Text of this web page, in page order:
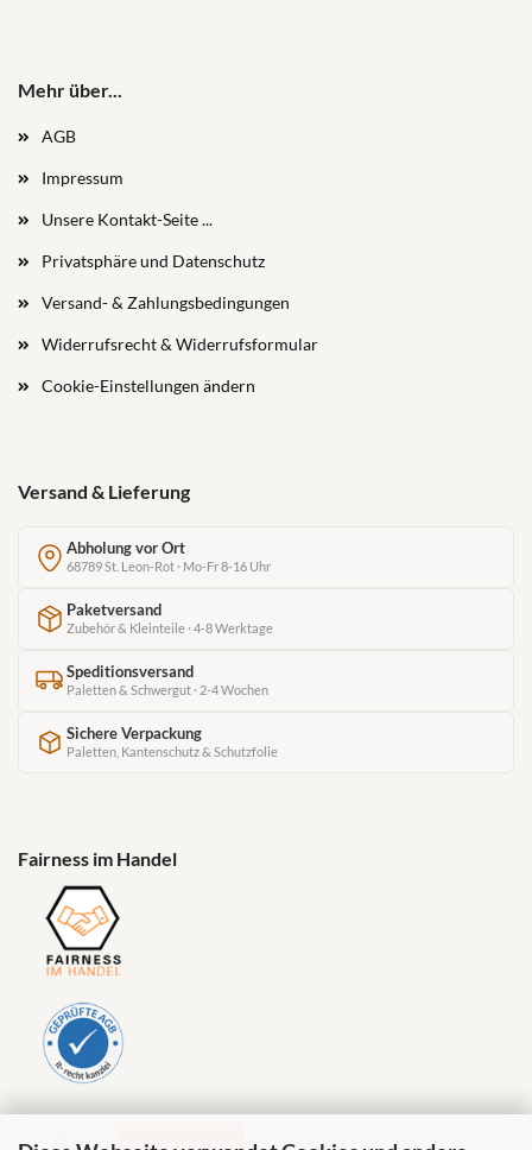
Mehr über...
AGB
Impressum
Unsere Kontakt-Seite ...
Privatsphäre und Datenschutz
Versand- & Zahlungsbedingungen
Widerrufsrecht & Widerrufsformular
Cookie-Einstellungen ändern
Versand & Lieferung
Abholung vor Ort
68789 St. Leon-Rot · Mo-Fr 8-16 Uhr
Paketversand
Zubehör & Kleinteile · 4-8 Werktage
Speditionsversand
Paletten & Schwergut · 2-4 Wochen
Sichere Verpackung
Paletten, Kantenschutz & Schutzfolie
Fairness im Handel